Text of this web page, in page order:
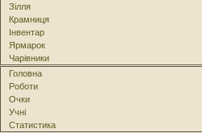
Зілля
Крамниця
Інвентар
Ярмарок
Чарівники
Головна
Роботи
Очки
Учні
Статистика